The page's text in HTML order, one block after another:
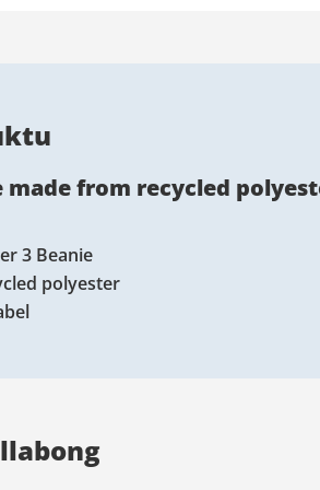
made from recycled
3 Beanie
polyester